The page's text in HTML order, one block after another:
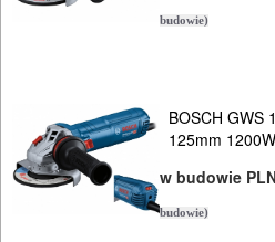
wyrzynarki
zszywacze
system
nasadek
budowie)
BOSCH GWS
125mm
w budowie
budowie)